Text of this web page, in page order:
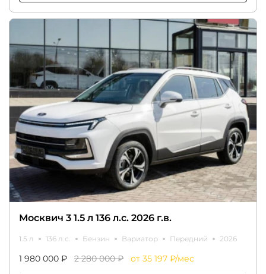
Москвич 3 1.5 л 136 л.с. 2026 г.в.
1.5 л 136 л.с. Бензин Вариатор Передний 2026
1 980 000 ₽ 2 280 000 ₽ от 35 197 ₽/мес